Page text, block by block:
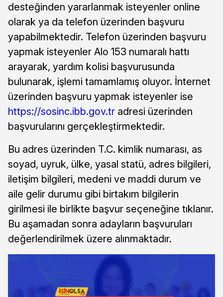
desteğinden yararlanmak isteyenler online
olarak ya da telefon üzerinden başvuru
yapabilmektedir. Telefon üzerinden başvuru
yapmak isteyenler Alo 153 numaralı hattı
arayarak, yardım kolisi başvurusunda
bulunarak, işlemi tamamlamış oluyor. İnternet
üzerinden başvuru yapmak isteyenler ise
https://sosinc.ibb.gov.tr adresi üzerinden
başvurularını gerçekleştirmektedir.
Bu adres üzerinden T.C. kimlik numarası, as
soyad, uyruk, ülke, yasal statü, adres bilgileri,
iletişim bilgileri, medeni ve maddi durum ve
aile gelir durumu gibi birtakım bilgilerin
girilmesi ile birlikte başvur seçeneğine tıklanır.
Bu aşamadan sonra adayların başvuruları
değerlendirilmek üzere alınmaktadır.